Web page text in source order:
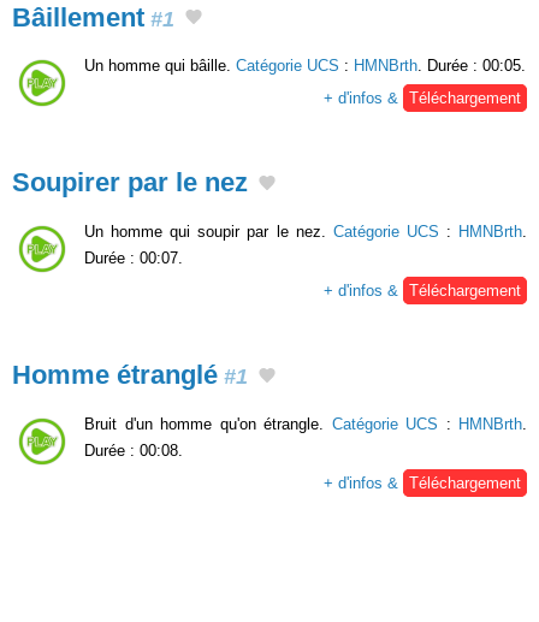
Bâillement #1
Un homme qui bâille. Catégorie UCS : HMNBrth. Durée : 00:05.
+ d'infos & Téléchargement
Soupirer par le nez
Un homme qui soupir par le nez. Catégorie UCS : HMNBrth
Durée : 00:07.
+ d'infos &
Téléchargement
Homme étranglé #1
Bruit d'un homme qu'on étrangle. Catégorie UCS : HMNBrth
Durée : 00:08.
+ d'infos &
Téléchargement